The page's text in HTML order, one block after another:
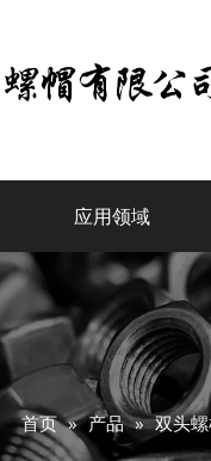
应用领域
首页 » 产品 » 双头